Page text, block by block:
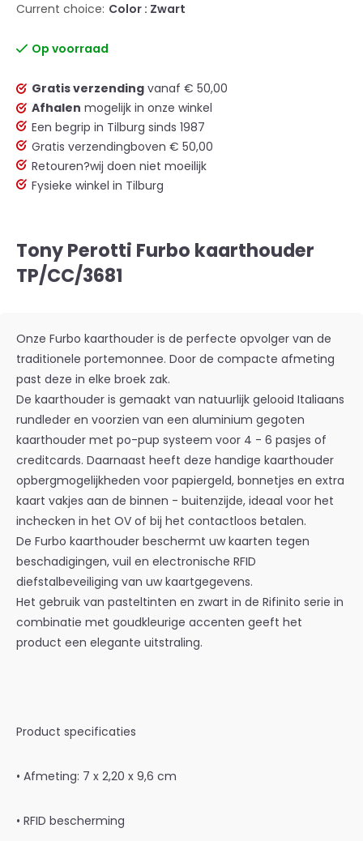
Current choice: Color : Zwart
Op voorraad
Gratis verzending vanaf € 50,00
Afhalen mogelijk in onze winkel
Een begrip in Tilburg sinds 1987
Gratis verzendingboven € 50,00
Retouren?wij doen niet moeilijk
Fysieke winkel in Tilburg
Tony Perotti Furbo kaarthouder
TP/CC/3681
Onze Furbo kaarthouder is de perfecte opvolger van de
traditionele portemonnee. Door de compacte afmeting
past deze in elke broek zak.
De kaarthouder is gemaakt van natuurlijk gelooid Italiaans
rundleder en voorzien van een aluminium gegoten
kaarthouder met po-pup systeem voor 4 - 6 pasjes of
creditcards. Daarnaast heeft deze handige kaarthouder
opbergmogelijkheden voor papiergeld, bonnetjes en extra
kaart vakjes aan de binnen - buitenzijde, ideaal voor het
inchecken in het OV of bij het contactloos betalen.
De Furbo kaarthouder beschermt uw kaarten tegen
beschadigingen, vuil en electronische RFID
diefstalbeveiliging van uw kaartgegevens.
Het gebruik van pasteltinten en zwart in de Rifinito serie in
combinatie met goudkleurige accenten geeft het
product een elegante uitstraling.
Product specificaties
• Afmeting: 7 x 2,20 x 9,6 cm
• RFID bescherming